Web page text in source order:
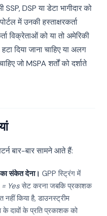
SSP, DSP या डेटा भागीदार को
में उनकी हस्ताक्षरकर्ता
विक्रेताओं को या तो अमेरिकी
दिया जाना चाहिए या अलग
जो MSPA शर्तों को दर्शाते
बार-बार सामने आते हैं:
का संकेत देना। GPP स्ट्रिंग में
Yesसेट करना जबकि प्रकाशक
नहीं किया है, डाउनस्ट्रीम
के दावों के प्रति प्रकाशक को